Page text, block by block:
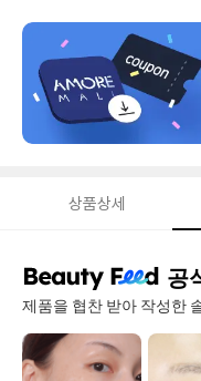
상품상세
공
제품을 협찬 받아 작성한